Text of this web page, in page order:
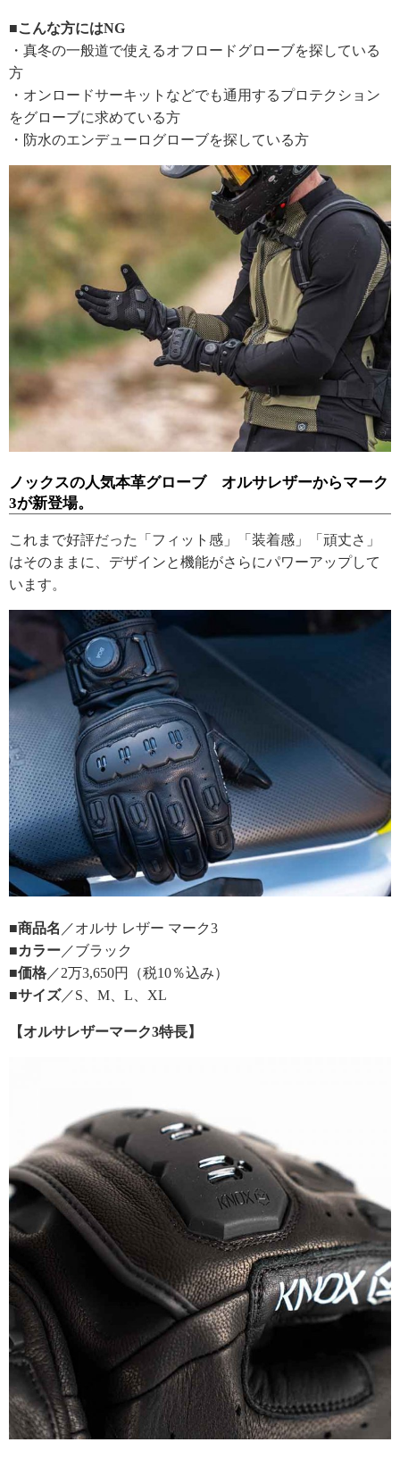
■こんな方にはNG
・真冬の一般道で使えるオフロードグローブを探している
方
・オンロードサーキットなどでも通用するプロテクション
をグローブに求めている方
・防水のエンデューログローブを探している方
ノックスの人気本革グローブ オルサレザーからマーク
3が新登場。
これまで好評だった「フィット感」「装着感」「頑丈さ」
はそのままに、デザインと機能がさらにパワーアップして
います。
■商品名 ／オルサ レザー マーク3
■カラー ／ブラック
■価格 ／2万3,650円（税10％込み）
■サイズ／S、M、L、XL
【オルサレザーマーク3特長】